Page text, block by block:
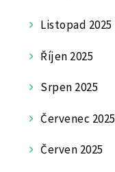
Listopad 2025
Říjen 2025
Srpen 2025
Červenec 2025
Červen 2025